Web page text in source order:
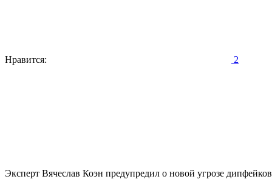
Нравится: 2
Эксперт Вячеслав Коэн предупредил о новой угрозе дипфейков